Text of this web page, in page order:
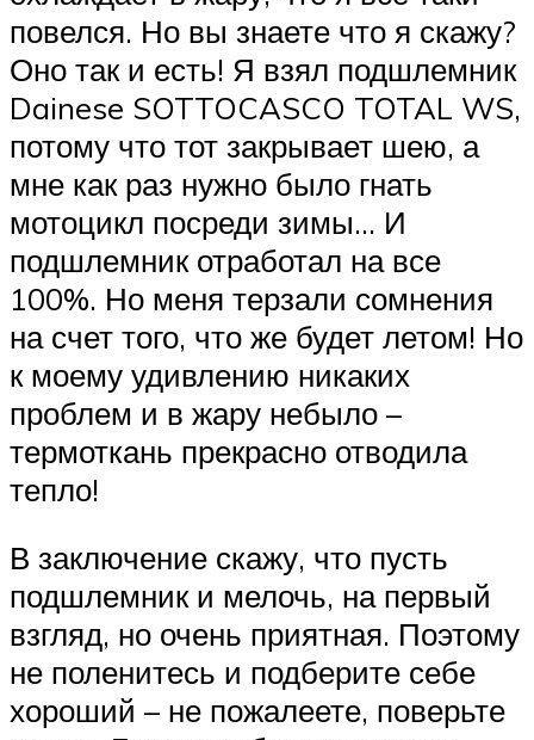
повелся. Но вы знаете что я скажу?
Оно так и есть! Я взял подшлемник
Dainese SOTTOCASCO TOTAL WS,
потому что тот закрывает шею, а
мне как раз нужно было гнать
мотоцикл посреди зимы… И
подшлемник отработал на все
100%. Но меня терзали сомнения
на счет того, что же будет летом! Но
к моему удивлению никаких
проблем и в жару небыло –
термоткань прекрасно отводила
тепло!
В заключение скажу, что пусть
подшлемник и мелочь, на первый
взгляд, но очень приятная. Поэтому
не поленитесь и подберите себе
хороший – не пожалеете, поверьте